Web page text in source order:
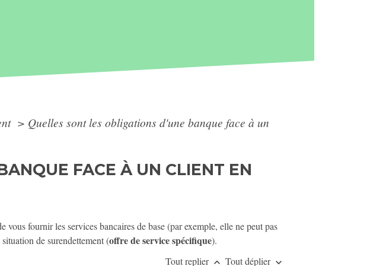
> Quelles sont les obligations d'une banque face à un
FACE À UN CLIENT EN
fournir les services bancaires de base (par exemple, elle ne peut pas
de surendettement (offre de service spécifique).
Tout replier keyboard_arrow_up Tout déplier keyboard_arrow_down